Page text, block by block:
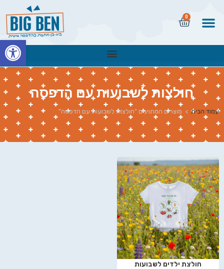
0
חולצות לשבועות עם הדפסה
עמוד הבית > מוצרים המתויגים “חולצות לשבועות עם הדפסה”
חולצת ילדים לשבועות